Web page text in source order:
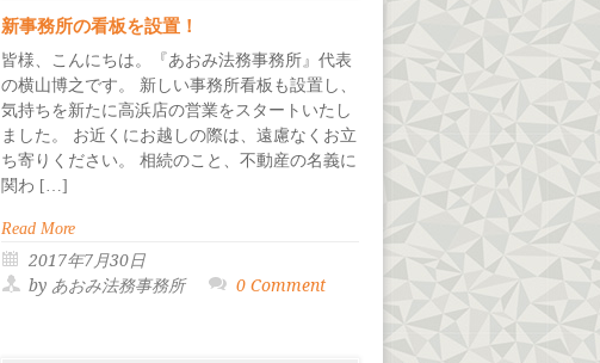
新事務所の看板を設置！
皆様、こんにちは。『あおみ法務事務所』代表
の横山博之です。 新しい事務所看板も設置し、
気持ちを新たに高浜店の営業をスタートいたし
ました。 お近くにお越しの際は、遠慮なくお立
ち寄りください。 相続のこと、不動産の名義に
関わ […]
Read More
2017年7月30日
by あおみ法務事務所
0 Comment